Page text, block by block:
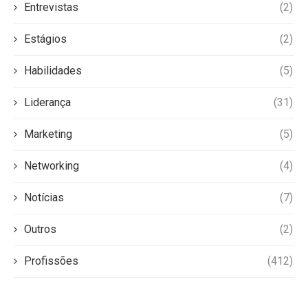
Entrevistas (2)
Estágios (2)
Habilidades (5)
Liderança (31)
Marketing (5)
Networking (4)
Notícias (7)
Outros (2)
Profissões (412)